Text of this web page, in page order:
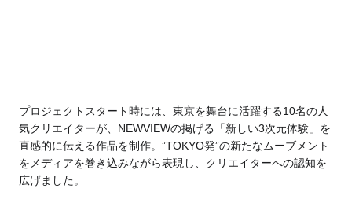
プロジェクトスタート時には、東京を舞台に活躍する10名の人
気クリエイターが、NEWVIEWの掲げる「新しい3次元体験」を
直感的に伝える作品を制作。”TOKYO発”の新たなムーブメント
をメディアを巻き込みながら表現し、クリエイターへの認知を
広げました。